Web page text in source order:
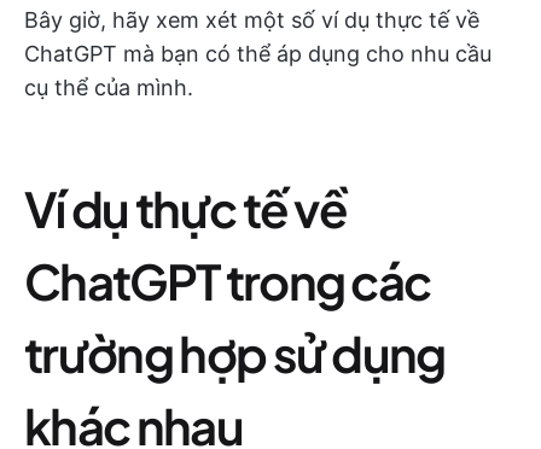
Bây giờ, hãy xem xét một số ví dụ thực tế về
ChatGPT mà bạn có thể áp dụng cho nhu cầu
cụ thể của mình.
Ví dụ thực tế về
ChatGPT trong các
trường hợp sử dụng
khác nhau